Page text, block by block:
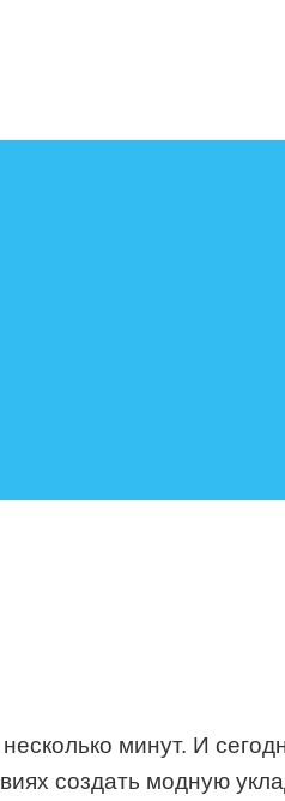
минут. И
создать модную